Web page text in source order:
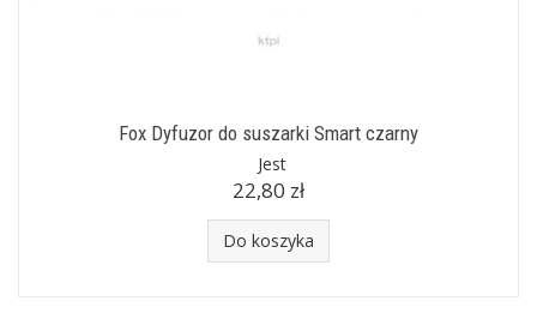
Fox Dyfuzor do suszarki Smart czarny
Jest
22,80 zł
Do koszyka